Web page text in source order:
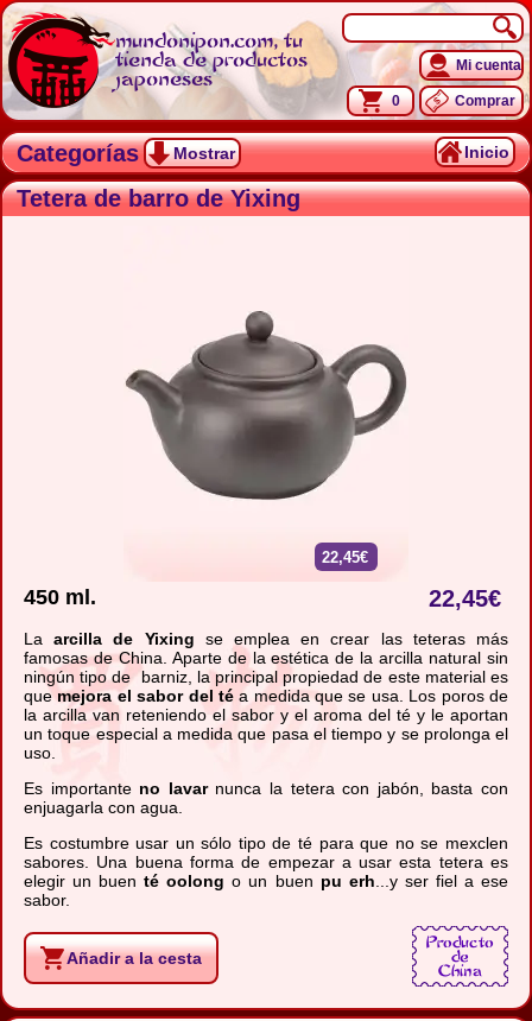
mundonipon.com, tu
tienda de productos
japoneses
Mi cuenta
0 Comprar
Categorías Mostrar Inicio
Tetera de barro de Yixing
22,45€
450 ml. 22,45€
Laarcilla de Yixing se emplea en crear las teteras más
famosas de China. Aparte de la estética de la arcilla natural sin
ningún tipo de barniz, la principal propiedad de este material es
que mejora el sabor del téa medida que se usa. Los poros de
la arcilla van reteniendo el sabor y el aroma del té y le aportan
un toque especial a medida que pasa el tiempo y se prolonga el
uso.
Es importante no lavarnunca la tetera con jabón, basta con
enjuagarla con agua.
Es costumbre usar un sólo tipo de té para que no se mexclen
sabores. Una buena forma de empezar a usar esta tetera es
elegir un buenté oolong o un buen pu erh ...y ser fiel a ese
sabor.
Añadir a la cesta